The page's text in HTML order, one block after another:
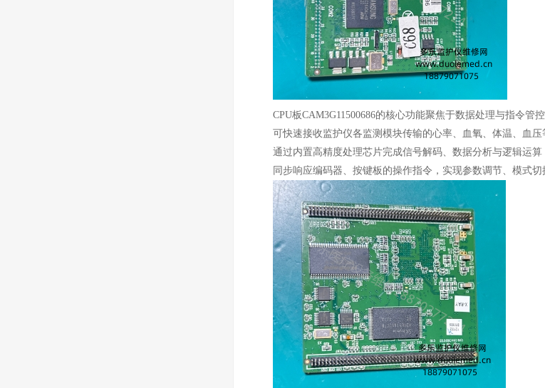
CPU板CAM3G11500686的核心功能聚焦于数据处理与指令管控
可快速接收监护仪各监测模块传输的心率、血氧、体温、血压
通过内置高精度处理芯片完成信号解码、数据分析与逻辑运
同步响应编码器、按键板的操作指令，实现参数调节、模式